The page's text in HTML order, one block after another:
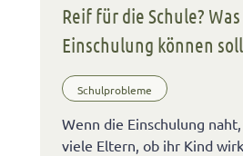
Reif für die Schule?
Einschulung können
Schulprobleme
Wenn die Einschulung
viele Eltern, ob ihr Kind